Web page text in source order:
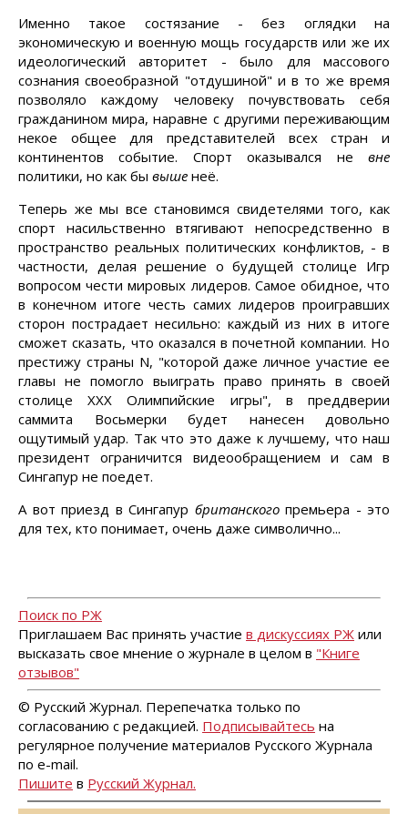
Именно такое состязание - без оглядки на
экономическую и военную мощь государств или же их
идеологический авторитет - было для массового
сознания своеобразной "отдушиной" и в то же время
позволяло каждому человеку почувствовать себя
гражданином мира, наравне с другими переживающим
некое общее для представителей всех стран и
континентов событие. Спорт оказывался не вне
политики, но как бы выше неё.
Теперь же мы все становимся свидетелями того, как
спорт насильственно втягивают непосредственно в
пространство реальных политических конфликтов, - в
частности, делая решение о будущей столице Игр
вопросом чести мировых лидеров. Самое обидное, что
в конечном итоге честь самих лидеров проигравших
сторон пострадает несильно: каждый из них в итоге
сможет сказать, что оказался в почетной компании. Но
престижу страны N, "которой даже личное участие ее
главы не помогло выиграть право принять в своей
столице XXX Олимпийские игры", в преддверии
саммита Восьмерки будет нанесен довольно
ощутимый удар. Так что это даже к лучшему, что наш
президент ограничится видеообращением и сам в
Сингапур не поедет.
А вот приезд в Сингапур британскогопремьера - это
для тех, кто понимает, очень даже символично...
Поиск по РЖ
Приглашаем Вас принять участие в дискуссиях РЖ или
высказать свое мнение о журнале в целом в "Книге
отзывов"
© Русский Журнал. Перепечатка только по
согласованию с редакцией. Подписывайтесь на
регулярное получение материалов Русского Журнала
по e-mail.
Пишите в Русский Журнал.